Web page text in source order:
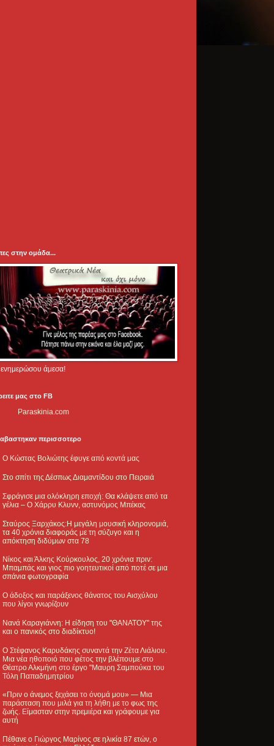
στην ομάδα...
ενημερώσου άμεσα!
μας στο FB
Paraskinia.com
περισσοτερο
Ο Κώστας Βολιώτης έφυγε από κοντά μας
Στο σπίτι της Δέσπως Διαμαντίδου στο Πειραιά
Σφράγισε μια ολόκληρη εποχή: Θα κλάψετε από τα
γέλια – Ο Χάρρυ Κλυνν, αστυνόμος Μπέκας
Σταύρος Ξαρχάκος:Η μεγάλη μουσική κληρονομιά,
τα 40 χρόνια διαφοράς με τη σύζυγο και η
απόκτηση διδύμων στα 78
Νίκος και Άλκης Κούρκουλος, 20 χρόνια πριν:
Μπαμπάς και γιος πιο γοητευτικοί από ποτέ σε μια
σπάνια φωτογραφία
Ο άδοξος και παράξενος θάνατος του Αισχύλου
που λίγοι γνωρίζουν
Νανά Καραγιάννη: Η είδηση του "ΘΑΝΑΤΟΥ" της
και ο πανικός στο διαδίκτυο!
Ο Στέφανος Καρυδάκης συναντά την Ζέτα Λιάλιου.
Μια νέα ηθοποιό που φέτος την βλέπουμε στο
Θέατρο Αλκμήνη στο έργο "Μαυρη Σαμπούκα του
Τόλη Παπαδημητρίου
«Πριν ο άνεμος ξεχάσει το όνομά μου» — Μια
παράσταση που μιλά για τη λήθη με το φως της
ζωής. Είμασταν στην πρεμιέρα και γράφουμε για
αυτή
Πέθανε ο Γιώργος Μαρίνος σε ηλικία 87 ετών, ο